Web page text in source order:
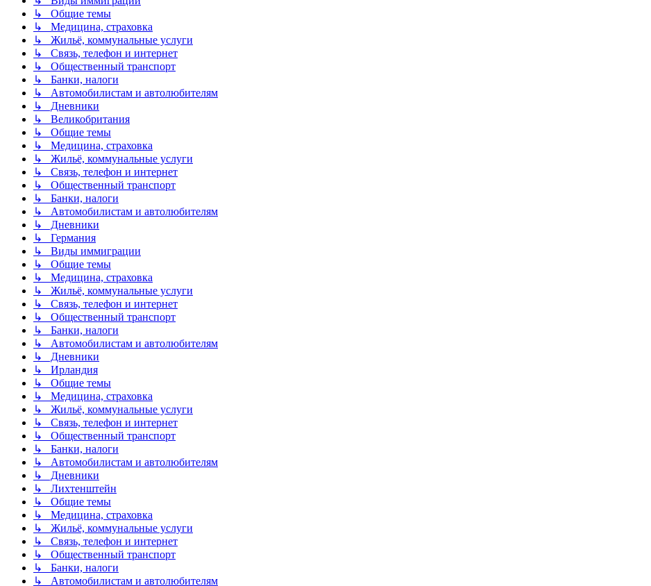
↳ Общие темы
↳ Медицина, страховка
↳ Жильё, коммунальные услуги
↳ Связь, телефон и интернет
↳ Общественный транспорт
↳ Банки, налоги
↳ Автомобилистам и автолюбителям
↳ Дневники
↳ Великобритания
↳ Общие темы
↳ Медицина, страховка
↳ Жильё, коммунальные услуги
↳ Связь, телефон и интернет
↳ Общественный транспорт
↳ Банки, налоги
↳ Автомобилистам и автолюбителям
↳ Дневники
↳ Германия
↳ Виды иммиграции
↳ Общие темы
↳ Медицина, страховка
↳ Жильё, коммунальные услуги
↳ Связь, телефон и интернет
↳ Общественный транспорт
↳ Банки, налоги
↳ Автомобилистам и автолюбителям
↳ Дневники
↳ Ирландия
↳ Общие темы
↳ Медицина, страховка
↳ Жильё, коммунальные услуги
↳ Связь, телефон и интернет
↳ Общественный транспорт
↳ Банки, налоги
↳ Автомобилистам и автолюбителям
↳ Дневники
↳ Лихтенштейн
↳ Общие темы
↳ Медицина, страховка
↳ Жильё, коммунальные услуги
↳ Связь, телефон и интернет
↳ Общественный транспорт
↳ Банки, налоги
↳ Автомобилистам и автолюбителям